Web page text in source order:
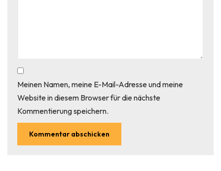
Meinen Namen, meine E-Mail-Adresse und meine
Website in diesem Browser für die nächste
Kommentierung speichern.